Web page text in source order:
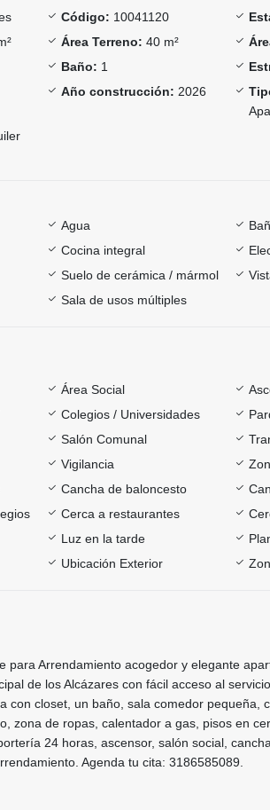
Código: 10041120
Área Terreno: 40 m²
Baño: 1
Año construcción: 2026
Agua
Cocina integral
Suelo de cerámica / mármol
Sala de usos múltiples
Área Social
Colegios / Universidades
Salón Comunal
Vigilancia
Cancha de baloncesto
Cerca a restaurantes
Luz en la tarde
Ubicación Exterior
para Arrendamiento acogedor y elegante
de los Alcázares con fácil acceso al
con closet, un baño, sala comedor pequeña,
zona de ropas, calentador a gas, pisos en
24 horas, ascensor, salón social,
Agenda tu cita: 3186585089.